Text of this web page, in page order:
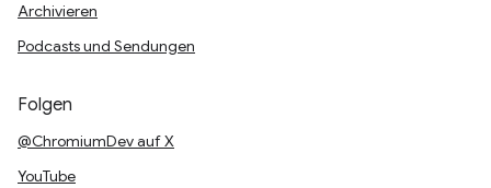
Archivieren
Podcasts und Sendungen
Folgen
@ChromiumDev auf X
YouTube